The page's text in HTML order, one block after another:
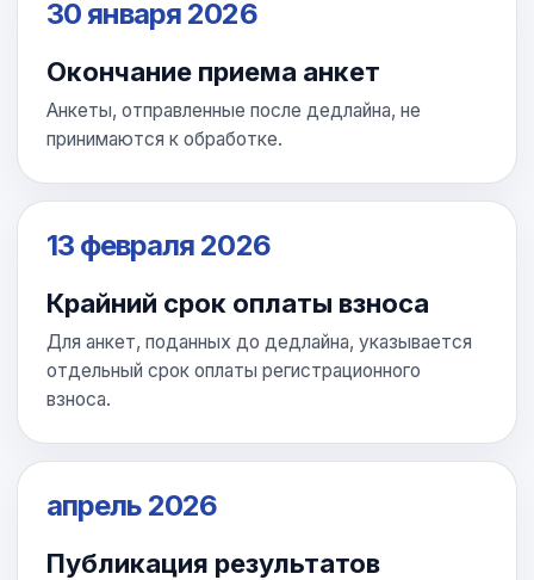
30 января 2026
Окончание приема анкет
Анкеты, отправленные после дедлайна, не
принимаются к обработке.
13 февраля 2026
Крайний срок оплаты взноса
Для анкет, поданных до дедлайна, указывается
отдельный срок оплаты регистрационного
взноса.
апрель 2026
Публикация результатов